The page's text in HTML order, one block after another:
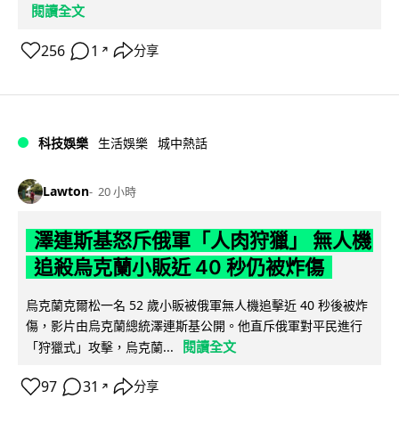
閱讀全文
256 1 ↗ 分享
科技娛樂 生活娛樂 城中熱話
Lawton 20 小時
澤連斯基怒斥俄軍「人肉狩獵」 無人機
追殺烏克蘭小販近 40 秒仍被炸傷
烏克蘭克爾松一名 52 歲小販被俄軍無人機追擊近 40 秒後被炸
傷，影片由烏克蘭總統澤連斯基公開。他直斥俄軍對平民進行
「狩獵式」攻擊，烏克蘭...
閱讀全文
97 31 ↗ 分享